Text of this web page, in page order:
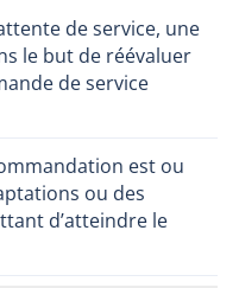
de service, une
le but de réévaluer
de service
est ou
ou des
d’atteindre le